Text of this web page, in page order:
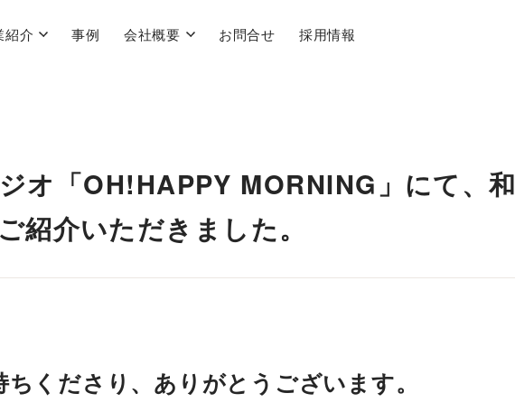
紹介 事例 会社概要 お問合せ 採用情報
オ「OH!HAPPY MORNING」にて、和
紹介いただきました。
くださり、ありがとうございます。